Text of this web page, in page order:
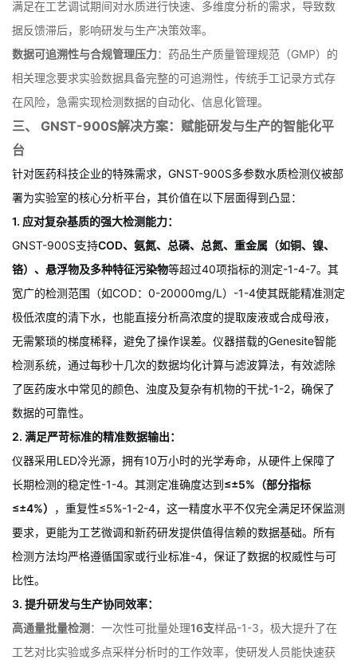
的高标准。
效率瓶颈制约工艺反馈速度：传统单参数检测方法效率低下，无法
满足在工艺调试期间对水质进行快速、多维度分析的需求，导致数
据反馈滞后，影响研发与生产决策效率。
数据可追溯性与合规管理压力：药品生产质量管理规范（GMP）的
相关理念要求实验数据具备完整的可追溯性，传统手工记录方式存
在风险，急需实现检测数据的自动化、信息化管理。
三、 GNST-900S解决方案：赋能研发与生产的智能化平
台
针对医药科技企业的特殊需求，GNST-900S多参数水质检测仪被部
署为实验室的核心分析平台，其价值在以下层面得到凸显：
1. 应对复杂基质的强大检测能力：
GNST-900S支持COD、氨氮、总磷、总氮、重金属（如铜、镍、
铬）、悬浮物及多种特征污染物等超过40项指标的测定-1-4-7。其
宽广的检测范围（如COD：0-20000mg/L）-1-4使其既能精准测定
极低浓度的清下水，也能直接分析高浓度的提取废液或合成母液，
无需繁琐的梯度稀释，避免了操作误差。仪器搭载的Genesite智能
检测系统，通过每秒十几次的数据均化计算与滤波算法，有效滤除
了医药废水中常见的颜色、浊度及复杂有机物的干扰
数据的可靠性。
2. 满足严苛标准的精准数据输出：
仪器采用LED冷光源，拥有10万小时的光学寿命，从硬件上保障了
长期检测的稳定性-1-4。其测定准确度达到≤±5%（部分指标
≤±4%），重复性≤5%-1-2-4，这一精度水平不仅完全满足环保监测
要求，更能为工艺微调和新药研发提供值得信赖的数据基础。所有
检测方法均严格遵循国家或行业标准
比性。
3. 提升研发与生产协同效率：